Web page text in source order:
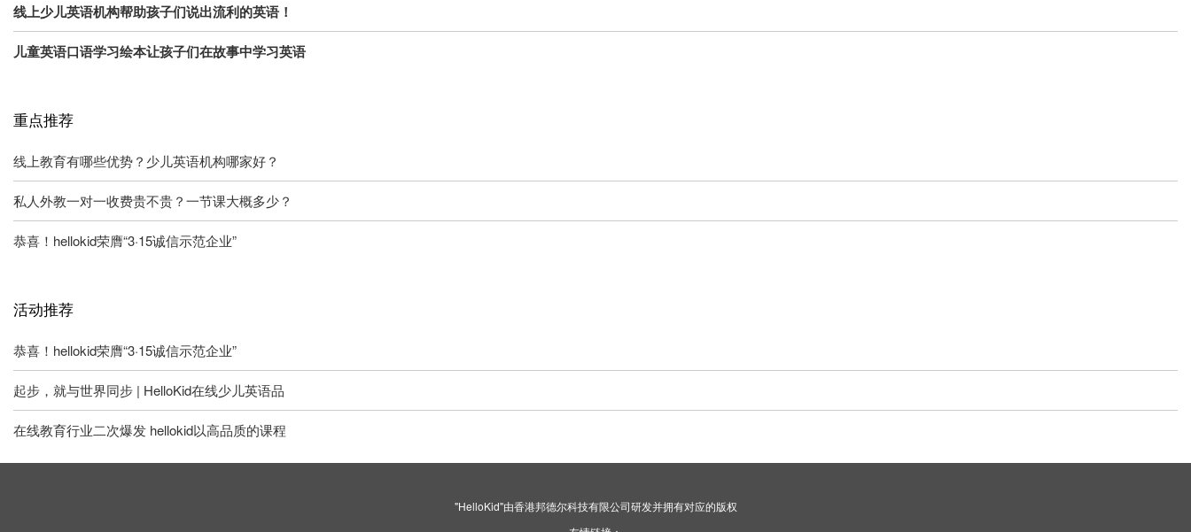
线上少儿英语机构帮助孩子们说出流利的英语！
儿童英语口语学习绘本让孩子们在故事中学习英语
重点推荐
线上教育有哪些优势？少儿英语机构哪家好？
私人外教一对一收费贵不贵？一节课大概多少？
恭喜！hellokid荣膺“3·15诚信示范企业”
活动推荐
恭喜！hellokid荣膺“3·15诚信示范企业”
起步，就与世界同步 | HelloKid在线少儿英语品
在线教育行业二次爆发 hellokid以高品质的课程
"HelloKid"由香港邦德尔科技有限公司研发并拥有对应的版权